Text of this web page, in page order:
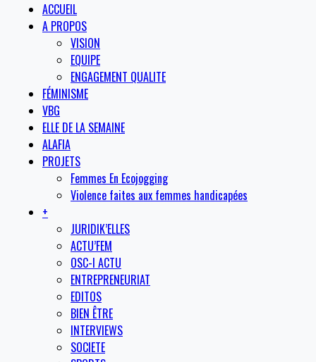
ACCUEIL
A PROPOS
VISION
EQUIPE
ENGAGEMENT QUALITE
FÉMINISME
VBG
ELLE DE LA SEMAINE
ALAFIA
PROJETS
Femmes En Ecojogging
Violence faites aux femmes handicapées
+
JURIDIK’ELLES
ACTU’FEM
OSC-I ACTU
ENTREPRENEURIAT
EDITOS
BIEN ÊTRE
INTERVIEWS
SOCIETE